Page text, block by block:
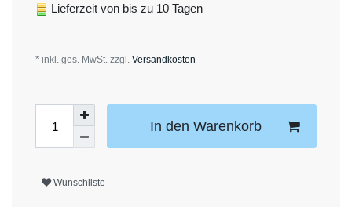
Lieferzeit von bis zu 10 Tagen
* inkl. ges. MwSt. zzgl. Versandkosten
In den Warenkorb
Wunschliste